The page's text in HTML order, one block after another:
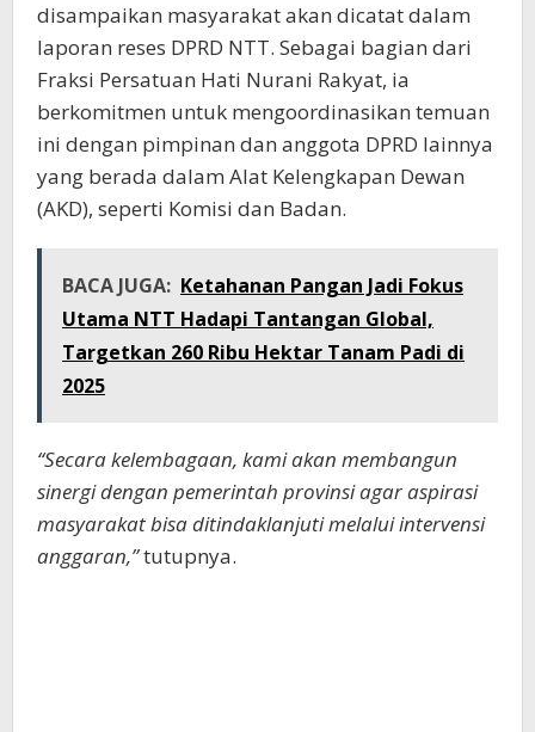
disampaikan masyarakat akan dicatat dalam
laporan reses DPRD NTT. Sebagai bagian dari
Fraksi Persatuan Hati Nurani Rakyat, ia
berkomitmen untuk mengoordinasikan temuan
ini dengan pimpinan dan anggota DPRD lainnya
yang berada dalam Alat Kelengkapan Dewan
(AKD), seperti Komisi dan Badan.
BACA JUGA: Ketahanan Pangan Jadi Fokus
Utama NTT Hadapi Tantangan Global,
Targetkan 260 Ribu Hektar Tanam Padi di
2025
“Secara kelembagaan, kami akan membangun
sinergi dengan pemerintah provinsi agar aspirasi
masyarakat bisa ditindaklanjuti melalui intervensi
anggaran,”tutupnya.